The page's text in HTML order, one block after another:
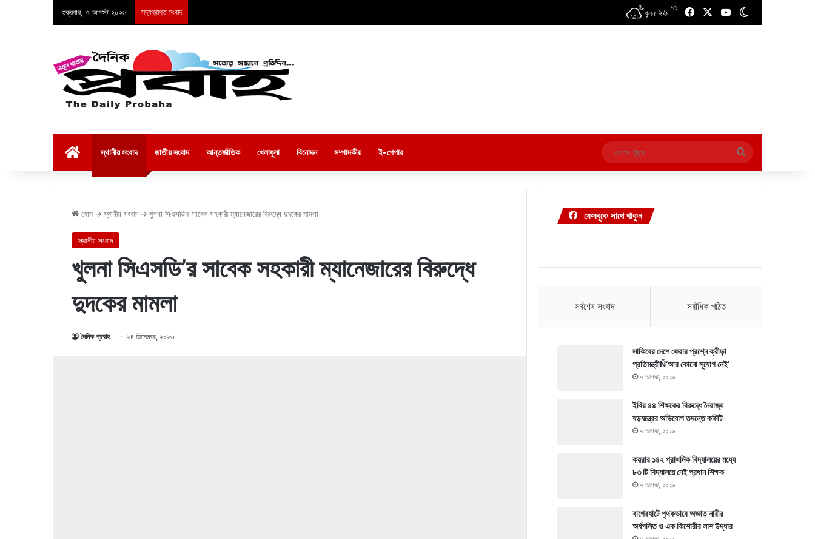
শুক্রবার, ৭ আগস্ট ২০২৬ সদ্যপ্রাপ্ত সংবাদ খুলনা ২৬ ℃ FacebookYouTube
স্থানীয় সংবাদ জাতীয় সংবাদ আন্তর্জাতিক খেলাধুলা বিনোদন সম্পাদকীয় ই-পেপার
এখানে
খুঁজুন
হোম → স্থানীয় সংবাদ → খুলনা সিএসডি’র সাবেক সহকারী ম্যানেজারের বিরুদ্ধে দুদকের মামলা
স্থানীয় সংবাদ
খুলনা সিএসডি’র সাবেক সহকারী ম্যানেজারের বিরুদ্ধে
দুদকের মামলা
দৈনিক প্রবাহ ২৪ ডিসেম্বর, ২০২৩
ফেসবুকে সাথে থাকুন
সর্বশেষ সংবাদ সর্বাধিক পঠিত
সাকিবের দেশে ফেরার প্রশ্নে ক্রীড়া
প্রতিমন্ত্রীÑ‘আর কোনো সুযোগ নেই’
৭ আগস্ট, ২০২৬
ইবির ৪৪ শিক্ষকের বিরুদ্ধে নৈরাজ্য
ষড়যন্ত্রের অভিযোগ তদন্তে কমিটি
৭ আগস্ট, ২০২৬
কয়রার ১৪২ প্রাথমিক বিদ্যালয়ের মধ্যে
৮৩ টি বিদ্যালয়ে নেই প্রধান শিক্ষক
৭ আগস্ট, ২০২৬
বাগেরহাটে পৃথকভাবে অজ্ঞাত নারীর
অর্ধগলিত ও এক কিশোরীর লাশ উদ্ধার